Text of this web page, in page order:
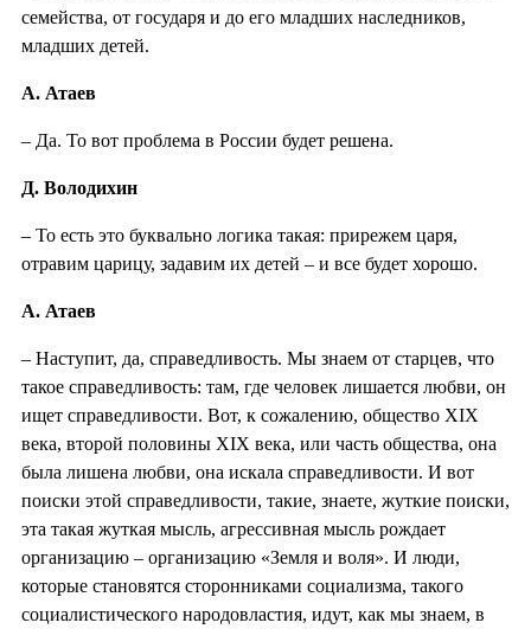
семейства, от государя и до его младших наследников,
младших детей.
А. Атаев
– Да. То вот проблема в России будет решена.
Д. Володихин
– То есть это буквально логика такая: прирежем царя,
отравим царицу, задавим их детей – и все будет хорошо.
А. Атаев
– Наступит, да, справедливость. Мы знаем от старцев, что
такое справедливость: там, где человек лишается любви, он
ищет справедливости. Вот, к сожалению, общество XIX
века, второй половины XIX века, или часть общества, она
была лишена любви, она искала справедливости. И вот
поиски этой справедливости, такие, знаете, жуткие поиски,
эта такая жуткая мысль, агрессивная мысль рождает
организацию – организацию «Земля и воля». И люди,
которые становятся сторонниками социализма, такого
социалистического народовластия, идут, как мы знаем, в